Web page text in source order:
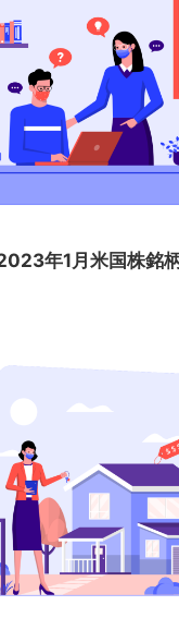
年1月米国株銘